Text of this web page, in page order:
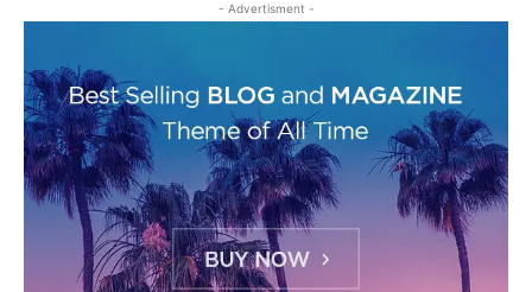
- Advertisment -